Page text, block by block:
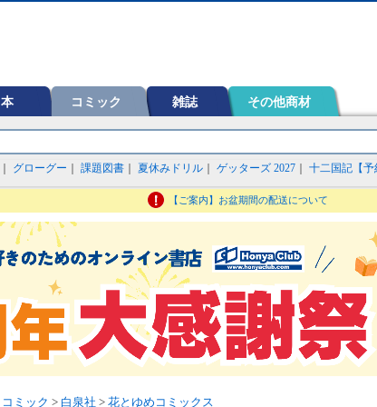
本 コミック 雑誌 その他商材
グローグー 課題図書 夏休みドリル ゲッターズ 2027 十二国記【予
【ご案内】お盆期間の配送について
コミック > 白泉社 > 花とゆめコミックス